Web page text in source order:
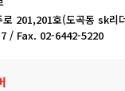
로 201,201호(도곡동 sk리
/ Fax. 02-6442-5220